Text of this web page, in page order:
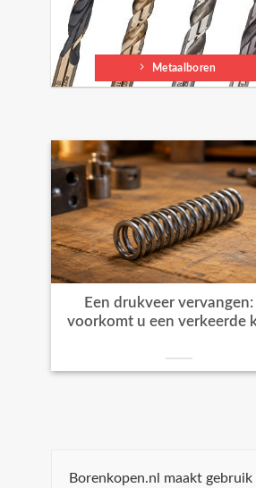
Metaalboren
Een drukveer vervangen:
voorkomt u een verkeerde
Borenkopen.nl maakt